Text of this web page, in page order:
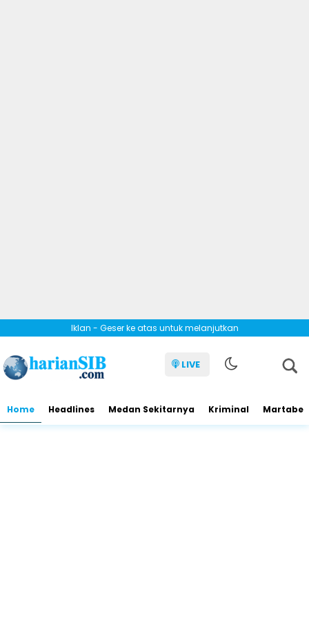
Iklan - Geser ke atas untuk melanjutkan
LIVE
Home Headlines Medan Sekitarnya Kriminal Martabe